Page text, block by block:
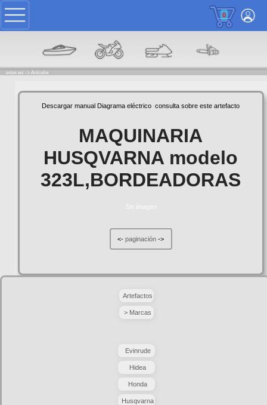
0
estas en: -> Articulos
Descargar manual Diagrama eléctrico consulta sobre este artefacto
MAQUINARIA
HUSQVARNA modelo
323L,BORDEADORAS
Sin imagen
<-paginación ->
Artefactos
> Marcas
Evinrude
Hidea
Honda
Husqvarna